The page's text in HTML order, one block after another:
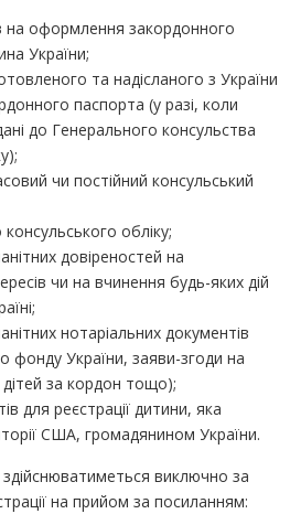
на оформлення закордонного
України;
та надісланого з України
паспорта (у разі, коли
до Генерального консульства
чи постійний консульський
обліку;
довіреностей на
чи на вчинення будь-яких дій
нотаріальних документів
фонду України, заяви-згоди на
дітей за кордон тощо);
для реєстрації дитини, яка
США, громадянином України.
виключно за
на прийом за посиланням: